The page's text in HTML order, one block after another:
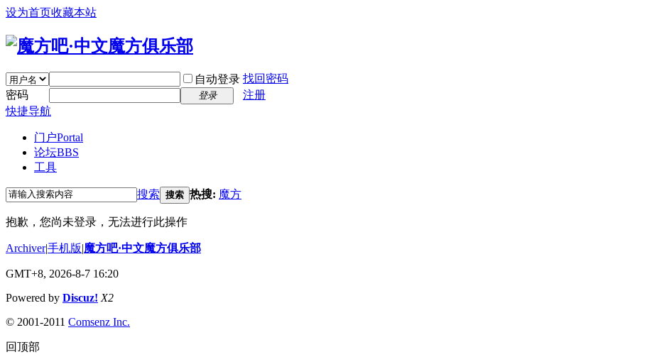
设为首页收藏本站
自动登录 找回密码
密码
登录
注册
快捷导航
门户Portal
论坛BBS
工具
搜索 搜索 热搜: 魔方
抱歉，您尚未登录，无法进行此操作
Archiver|手机版|魔方吧·中文魔方俱乐部
GMT+8, 2026-8-7 16:20
Powered by Discuz! X2
© 2001-2011 Comsenz Inc.
回顶部